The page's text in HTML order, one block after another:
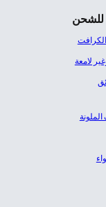
لامعة